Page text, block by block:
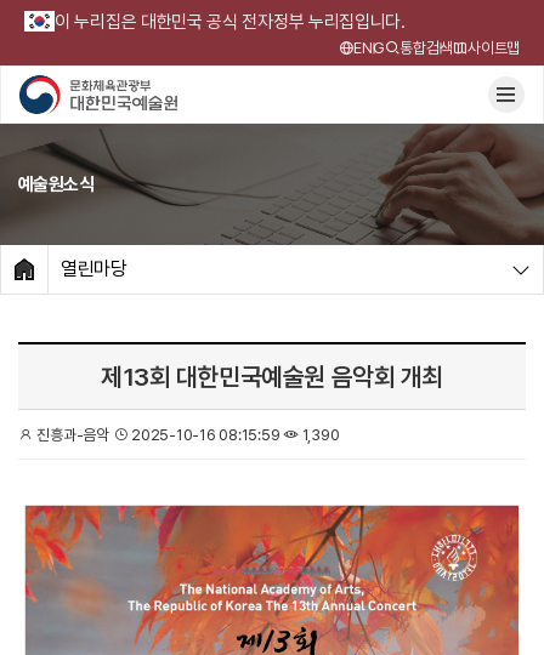
이 누리집은 대한민국 공식 전자정부 누리집입니다.
ENG 통합검색 사이트맵
예술원소식
HOME
열린마당
제13회 대한민국예술원 음악회 개최
진흥과-음악 2025-10-16 08:15:59 1,390